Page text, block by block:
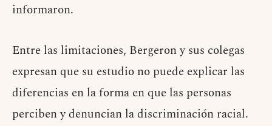
informaron.
Entre las limitaciones, Bergeron y sus colegas
expresan que su estudio no puede explicar las
diferencias en la forma en que las personas
perciben y denuncian la discriminación racial.